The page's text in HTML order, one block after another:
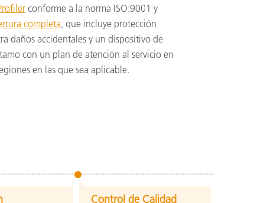
conforme a la norma ISO:9001 y
completa, que incluye protección
daños accidentales y un dispositivo de
con un plan de atención al servicio en
en las que sea aplicable.
Control de Calidad